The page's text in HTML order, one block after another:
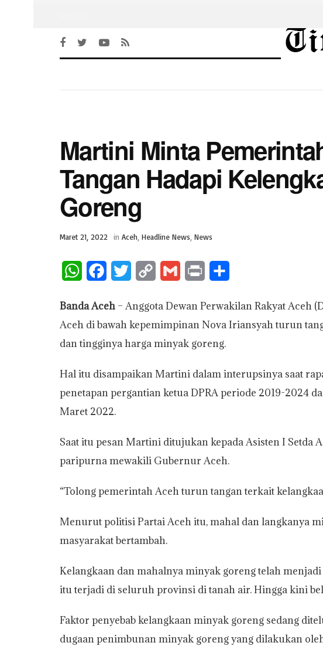
Martini Minta
Tangan Hadapi
Goreng
Maret 21, 2022 in Aceh Headline News News
W
a
t
s
A
p
p
c
e
b
o
o
k
i
t
t
e
r
p
y
L
i
n
a
i
l
i
n
t
a
r
Banda Aceh – Anggota Dewan Perwakilan Rakyat Aceh
Aceh di bawah kepemimpinan Nova Iriansyah turun
dan tingginya harga minyak goreng.
Hal itu disampaikan Martini dalam interupsinya saat
penetapan pergantian ketua DPRA periode 2019-2024
Maret 2022.
Saat itu pesan Martini ditujukan kepada Asisten I Setda
paripurna mewakili Gubernur Aceh.
“Tolong pemerintah Aceh turun tangan terkait
Menurut politisi Partai Aceh itu, mahal dan langkanya
masyarakat bertambah.
Kelangkaan dan mahalnya minyak goreng telah
itu terjadi di seluruh provinsi di tanah air. Hingga kini
Faktor penyebab kelangkaan minyak goreng sedang
dugaan penimbunan minyak goreng yang dilakukan